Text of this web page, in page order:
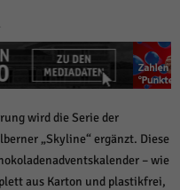
wird die Serie der
„Skyline“ ergänzt. Diese
– wie
aus Karton und plastikfrei,
tun dies, indem sie Besucher
anzeigen
Plattformen werden
externen Medien akzeptiert
keiner manuellen Einwilligung